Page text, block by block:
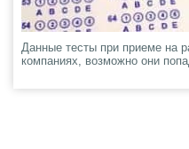
Данные тесты при приеме на
компаниях, возможно они